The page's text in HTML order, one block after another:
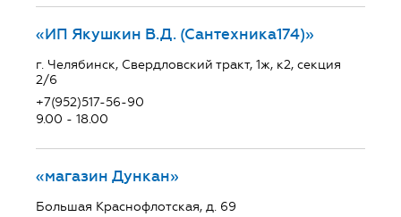
«ИП Якушкин В.Д. (Сантехника174)»
г. Челябинск, Свердловский тракт, 1ж, к2, секция
2/6
+7(952)517-56-90
9.00 - 18.00
«магазин Дункан»
Большая Краснофлотская, д. 69